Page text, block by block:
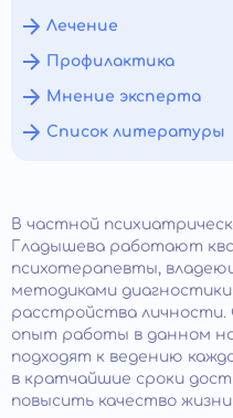
Лечение
Профилактика
Мнение эксперта
Список литературы
В частной
Гладышева работают
психотерапевты,
методиками
расстройства
опыт работы в данном
подходят к ведению
в кратчайшие сроки
повысить качество жизни